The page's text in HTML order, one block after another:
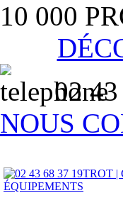
10 000
02
NOUS
TROT |
ÉQUIPEMENTS